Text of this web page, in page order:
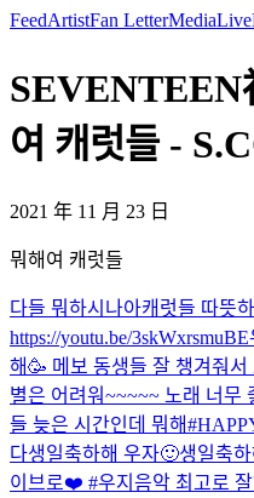
FeedArtistFan LetterMediaLive
SEVENTEEN
여 캐럿들 -
2021 年 11 月 23 日
뭐해여 캐럿들
다들 뭐하시나아캐럿들 따뜻
https://youtu.be/3skWxrsmuBE
해🥳 메보 동생들 잘 챙겨줘
별은 어려워~~~~~ 노래 너무
들 늦은 시간인데 뭐해
다생일축하해 우자🙂생일축
이브로❤️ #우지 음악 최고로